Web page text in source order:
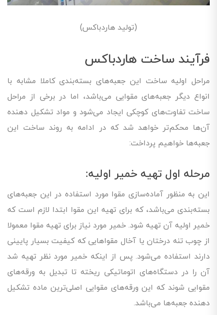
(تولید هاردباکس)
فرآیند ساخت هاردباکس
مراحل اولیه ساخت این جعبه‌های بسته‌بندی کاملا مشابه با
انواع دیگر جعبه‌های مقوایی می‌باشد، اما در برخی از مراحل
ساخت تفاوت‌های کوچکی ایجاد می‌شود و مواد تشکیل دهنده
آن‌ها محکم‌تر خواهد شد که در ادامه به روند ساخت این
جعبه‌ها خواهیم پرداخت:
مرحله اول تهیه خمیر اولیه:
این به منظور آماده‌سازی مقوا مورد استفاده در این جعبه‌های
بسته‌بندی می‌باشد، که برای تهیه این مقوا ابتدا لازم است که
خمیر اولیه آن تهیه شود. خمیر مورد نیاز برای تهیه مقوا معمولا
از چوب تنه درختان یا آخال مقواهایی که کیفیت بسیار پایینی
دارند استفاده می‌شود. پس از اینکه خمیر مورد نظر تهیه شد
آن را در دستگاه‌های اتوماتیکی ریخته تا تبدیل به ورقه‌های
مقوایی شوند که این ورقه‌های مقوایی اصلی‌ترین ماده تشکیل‌
دهنده جعبه‌ها می‌باشد.